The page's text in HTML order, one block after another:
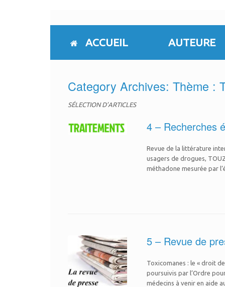
to
ACCUEIL AUTEURE
Category Archives: Thème :
SÉLECTION D’ARTICLES
4 – Recherches
Revue de la littérature
usagers de drogues,
méthadone mesurée par
5 – Revue de
Toxicomanes : le « droit
poursuivis par l’Ordre
médecins à venir en aide